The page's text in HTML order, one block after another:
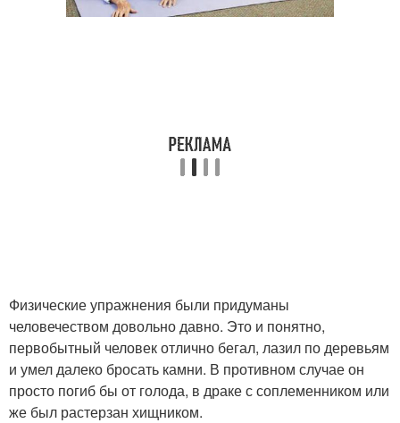
Физические упражнения были придуманы
человечеством довольно давно. Это и понятно,
первобытный человек отлично бегал, лазил по деревьям
и умел далеко бросать камни. В противном случае он
просто погиб бы от голода, в драке с соплеменником или
же был растерзан хищником.